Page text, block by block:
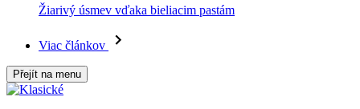
Žiarivý úsmev vďaka bieliacim pastám
Viac článkov
Přejít na menu